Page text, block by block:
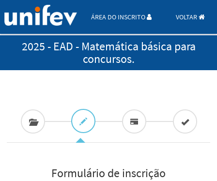
ÁREA DO INSCRITO VOLTAR
2025 - EAD - Matemática básica para
concursos.
Formulário de inscrição